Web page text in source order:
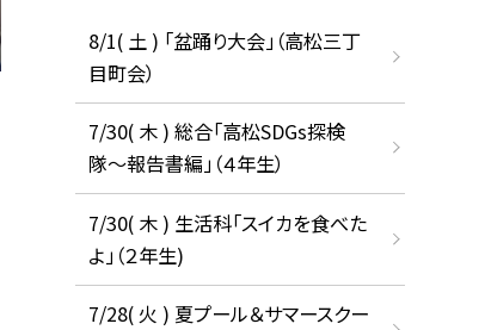
8/1( 土 ) 「盆踊り大会」（高松三丁
目町会）
7/30( 木 ) 総合「高松SDGs探検
隊〜報告書編」（４年生）
7/30( 木 ) 生活科「スイカを食べた
よ」（２年生)
7/28( 火 ) 夏プール＆サマースクー